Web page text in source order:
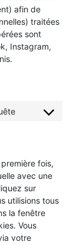
afin de
traitées
sont
Instagram,
Consent
fois,
avec une
sur
utilisions tous
la fenêtre
Vous
votre